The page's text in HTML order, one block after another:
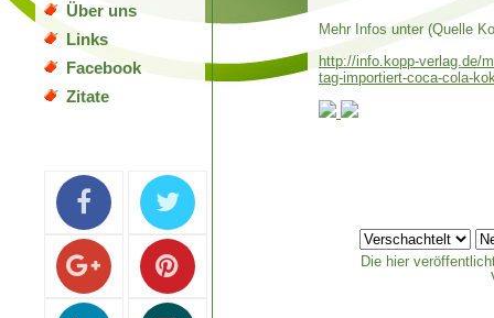
Über uns
Links
Facebook
Zitate
Mehr Infos unter (Quelle
http://info.kopp-verlag.de/
tag-importiert-coca-cola-
Die hier